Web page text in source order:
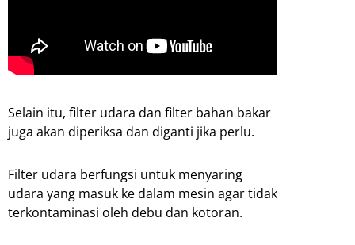
Selain itu, filter udara dan filter bahan bakar
juga akan diperiksa dan diganti jika perlu.
Filter udara berfungsi untuk menyaring
udara yang masuk ke dalam mesin agar tidak
terkontaminasi oleh debu dan kotoran.